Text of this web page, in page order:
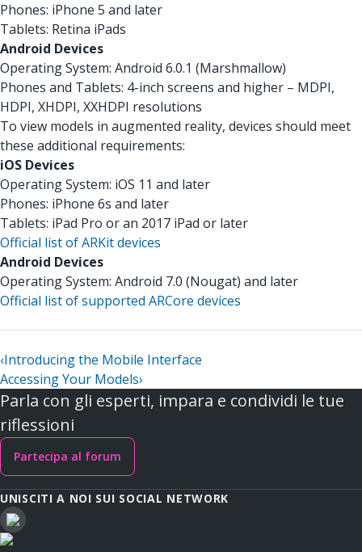
Phones: iPhone 5 and later
Tablets: Retina iPads
Android Devices
Operating System: Android 6.0.1 (Marshmallow)
Phones and Tablets: 4-inch screens and higher – MDPI,
HDPI, XHDPI, XXHDPI resolutions
To view models in augmented reality, devices should meet
these additional requirements:
iOS Devices
Operating System: iOS 11 and later
Phones: iPhone 6s and later
Tablets: iPad Pro or an 2017 iPad or later
Official list of ARKit devices
Android Devices
Operating System: Android 7.0 (Nougat) and later
Official list of supported ARCore devices
‹Introducing the Mobile Interface
Accessing Your Models›
Parla con gli esperti, impara e condividi le tue
riflessioni
Partecipa al forum
UNISCITI A NOI SUI SOCIAL NETWORK